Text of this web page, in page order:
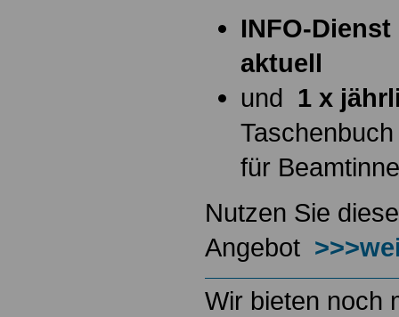
INFO-
aktuell
und 1 x
Taschenbuch
für
Nutzen Sie
Angebot
Wir bieten noch